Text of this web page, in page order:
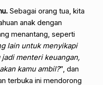
Sebagai orang tua, kita
anak dengan
menantang, seperti
lain untuk menyikapi
jadi menteri keuangan,
kamu ambil?”, dan
terbuka ini mendorong